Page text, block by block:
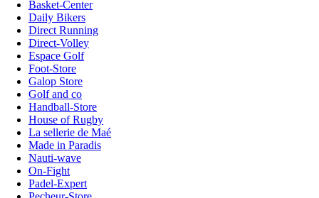
Basket-Center
Daily Bikers
Direct Running
Direct-Volley
Espace Golf
Foot-Store
Galop Store
Golf and co
Handball-Store
House of Rugby
La sellerie de Maé
Made in Paradis
Nauti-wave
On-Fight
Padel-Expert